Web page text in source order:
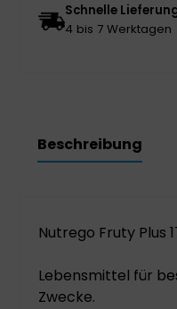
Schnelle
4 bis 7 Werktagen
Beschreibung
Nutrego Fruty Plus
Lebensmittel für
Zwecke.